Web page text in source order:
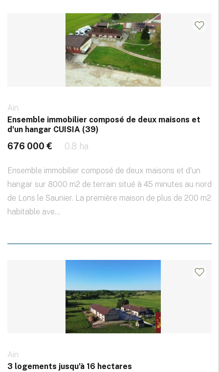
Ain
Ensemble immobilier composé de deux maisons et
d'un hangar CUISIA (39)
676 000 € 0.8 ha
Ensemble immobilier composé de deux maisons et d'un
hangar sur 8000 m2 de terrain situé à 45 minutes au nord
de Lons le Saunier. La première maison de plus de 200 m2
habitable ave...
Ain
3 logements jusqu'à 16 hectares